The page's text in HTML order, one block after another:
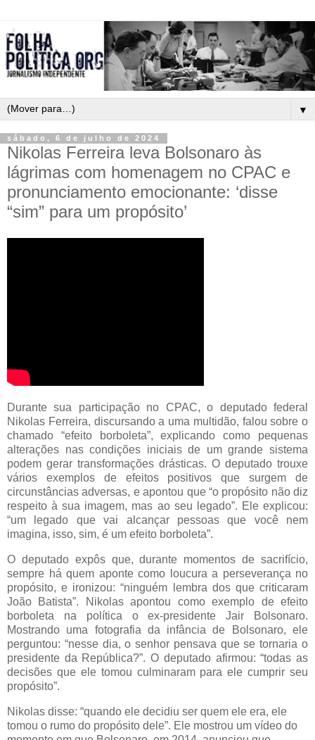
▼
sábado, 6 de julho de 2024
Nikolas Ferreira leva Bolsonaro às
lágrimas com homenagem no CPAC e
pronunciamento emocionante: ‘disse
“sim” para um propósito’
Durante sua participação no CPAC, o deputado federal
Nikolas Ferreira, discursando a uma multidão, falou sobre o
chamado “efeito borboleta”, explicando como pequenas
alterações nas condições iniciais de um grande sistema
podem gerar transformações drásticas. O deputado trouxe
vários exemplos de efeitos positivos que surgem de
circunstâncias adversas, e apontou que “o propósito não diz
respeito à sua imagem, mas ao seu legado”. Ele explicou:
“um legado que vai alcançar pessoas que você nem
imagina, isso, sim, é um efeito borboleta”.
O deputado expôs que, durante momentos de sacrifício,
sempre há quem aponte como loucura a perseverança no
propósito, e ironizou: “ninguém lembra dos que criticaram
João Batista”. Nikolas apontou como exemplo de efeito
borboleta na política o ex-presidente Jair Bolsonaro.
Mostrando uma fotografia da infância de Bolsonaro, ele
perguntou: “nesse dia, o senhor pensava que se tornaria o
presidente da República?”. O deputado afirmou: “todas as
decisões que ele tomou culminaram para ele cumprir seu
propósito”.
Nikolas disse: “quando ele decidiu ser quem ele era, ele
tomou o rumo do propósito dele”. Ele mostrou um vídeo do